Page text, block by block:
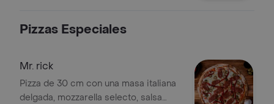
Pizzas Especiales
Mr. rick
Pizza de 30 cm con una masa italiana
delgada, mozzarella selecto, salsa